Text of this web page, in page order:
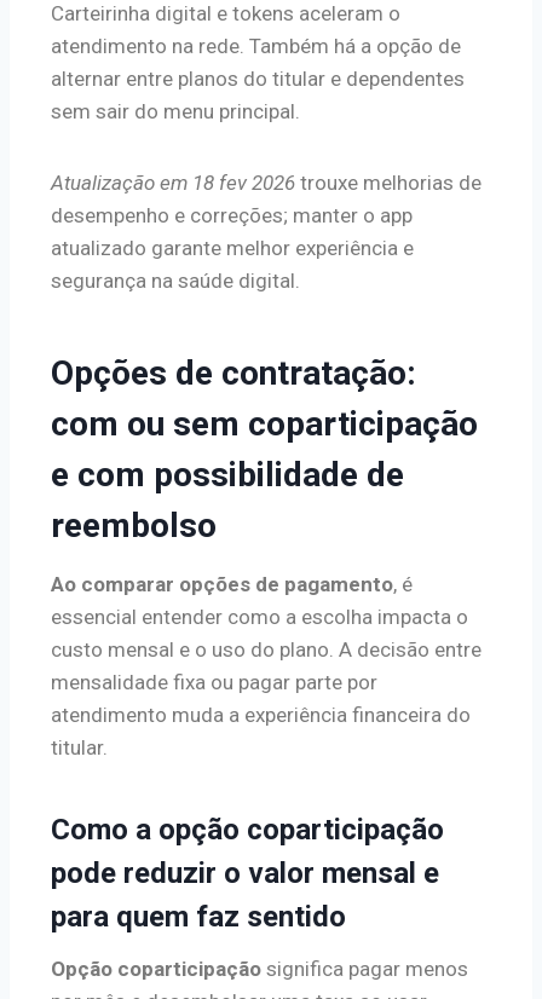
Carteirinha digital e tokens aceleram o
atendimento na rede. Também há a opção de
alternar entre planos do titular e dependentes
sem sair do menu principal.
Atualização em 18 fev 2026 trouxe melhorias de
desempenho e correções; manter o app
atualizado garante melhor experiência e
segurança na saúde digital.
Opções de contratação:
com ou sem coparticipação
e com possibilidade de
reembolso
Ao comparar opções de pagamento, é
essencial entender como a escolha impacta o
custo mensal e o uso do plano. A decisão entre
mensalidade fixa ou pagar parte por
atendimento muda a experiência financeira do
titular.
Como a opção coparticipação
pode reduzir o valor mensal e
para quem faz sentido
Opção coparticipação significa pagar menos